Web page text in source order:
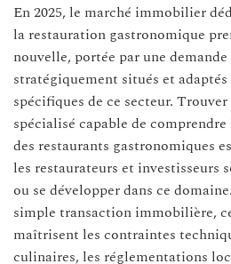
En 2025, le marché immobilier
la restauration gastronomique
nouvelle, portée par une
stratégiquement situés et adaptés
spécifiques de ce secteur.
spécialisé capable de
des restaurants gastronomiques
les restaurateurs et investisseurs
ou se développer dans ce
simple transaction immobilière,
maîtrisent les contraintes
culinaires, les réglementations